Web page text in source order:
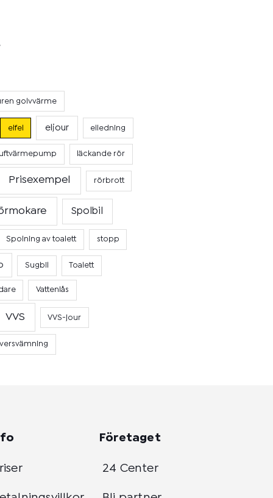
golvvärme
elfel eljour elledning
läckande rör
Prisexempel rörbrott
Spolbil
Spolning av toalett stopp
Sugbil Toalett
Vattenlås
VVS VVS-jour
Företaget
24 Center